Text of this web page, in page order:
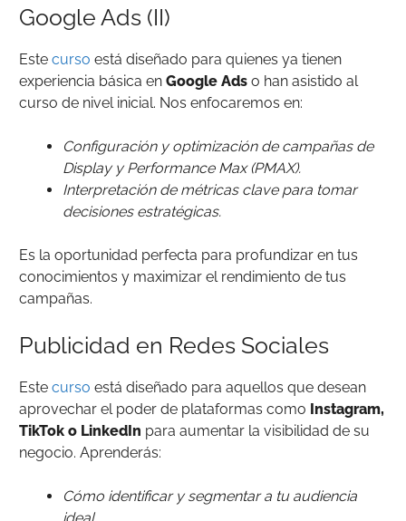
Google Ads (II)
Este curso está diseñado para quienes ya tienen
experiencia básica en Google Ads o han asistido al
curso de nivel inicial. Nos enfocaremos en:
Configuración y optimización de campañas de
Display y Performance Max (PMAX).
Interpretación de métricas clave para tomar
decisiones estratégicas.
Es la oportunidad perfecta para profundizar en tus
conocimientos y maximizar el rendimiento de tus
campañas.
Publicidad en Redes Sociales
Este curso está diseñado para aquellos que desean
aprovechar el poder de plataformas como Instagram,
TikTok o LinkedIn para aumentar la visibilidad de su
negocio. Aprenderás:
Cómo identificar y segmentar a tu audiencia